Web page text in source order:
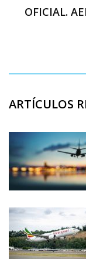
OFICIAL.
ARTÍCULOS